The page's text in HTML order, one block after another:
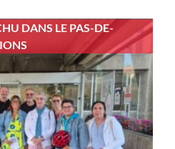
DANS LE PAS-DE-